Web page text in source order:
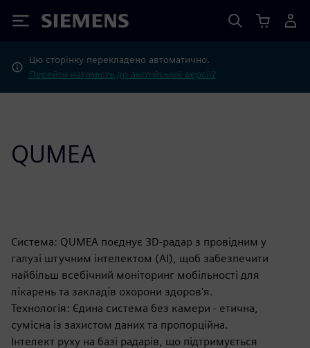
Siemens
Цю сторінку перекладено автоматично.
Перейти натомість до англійської версії?
QUMEA
Система: QUMEA поєднує 3D-радар з провідним у
галузі штучним інтелектом (AI), щоб забезпечити
найбільш всебічний моніторинг мобільності для
лікарень та закладів охорони здоров'я.
Технологія: Єдина система без камери - етична,
сумісна із захистом даних та пропорційна.
Інтелект руху на базі радарів, що підтримується